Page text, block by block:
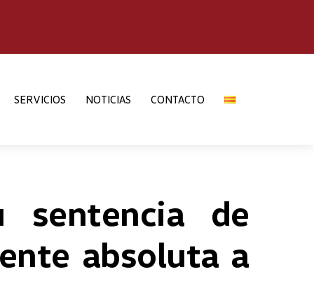
SERVICIOS NOTICIAS CONTACTO
de
absoluta a